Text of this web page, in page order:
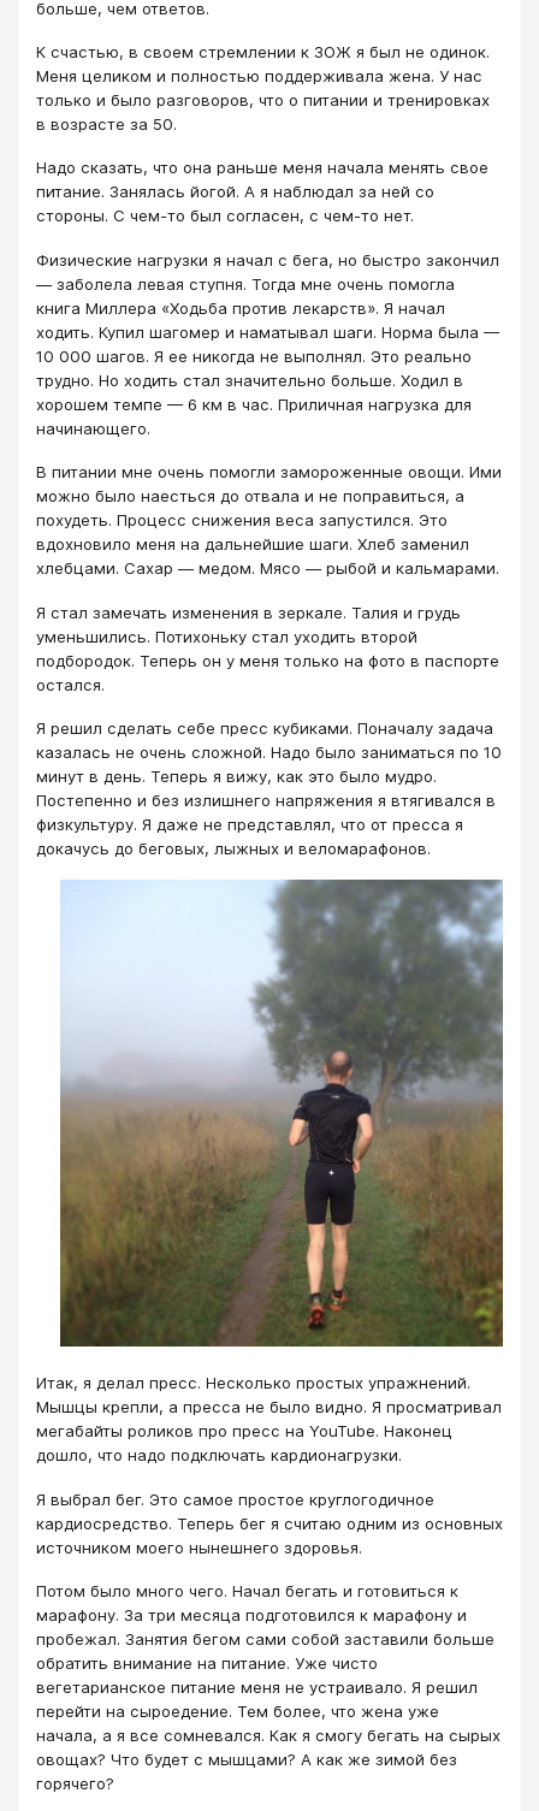
больше, чем ответов.
К счастью, в своем стремлении к ЗОЖ я был не одинок.
Меня целиком и полностью поддерживала жена. У нас
только и было разговоров, что о питании и тренировках
в возрасте за 50.
Надо сказать, что она раньше меня начала менять свое
питание. Занялась йогой. А я наблюдал за ней со
стороны. С чем-то был согласен, с чем-то нет.
Физические нагрузки я начал с бега, но быстро закончил
— заболела левая ступня. Тогда мне очень помогла
книга Миллера «Ходьба против лекарств». Я начал
ходить. Купил шагомер и наматывал шаги. Норма была —
10 000 шагов. Я ее никогда не выполнял. Это реально
трудно. Но ходить стал значительно больше. Ходил в
хорошем темпе — 6 км в час. Приличная нагрузка для
начинающего.
В питании мне очень помогли замороженные овощи. Ими
можно было наесться до отвала и не поправиться, а
похудеть. Процесс снижения веса запустился. Это
вдохновило меня на дальнейшие шаги. Хлеб заменил
хлебцами. Сахар — медом. Мясо — рыбой и кальмарами.
Я стал замечать изменения в зеркале. Талия и грудь
уменьшились. Потихоньку стал уходить второй
подбородок. Теперь он у меня только на фото в паспорте
остался.
Я решил сделать себе пресс кубиками. Поначалу задача
казалась не очень сложной. Надо было заниматься по 10
минут в день. Теперь я вижу, как это было мудро.
Постепенно и без излишнего напряжения я втягивался в
физкультуру. Я даже не представлял, что от пресса я
докачусь до беговых, лыжных и веломарафонов.
Итак, я делал пресс. Несколько простых упражнений.
Мышцы крепли, а пресса не было видно. Я просматривал
мегабайты роликов про пресс на YouTube. Наконец
дошло, что надо подключать кардионагрузки.
Я выбрал бег. Это самое простое круглогодичное
кардиосредство. Теперь бег я считаю одним из основных
источником моего нынешнего здоровья.
Потом было много чего. Начал бегать и готовиться к
марафону. За три месяца подготовился к марафону и
пробежал. Занятия бегом сами собой заставили больше
обратить внимание на питание. Уже чисто
вегетарианское питание меня не устраивало. Я решил
перейти на сыроедение. Тем более, что жена уже
начала, а я все сомневался. Как я смогу бегать на сырых
овощах? Что будет с мышцами? А как же зимой без
горячего?